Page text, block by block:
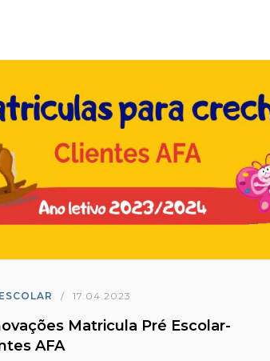
/ 17.04.2023
Matricula Pré Escolar-
AFA